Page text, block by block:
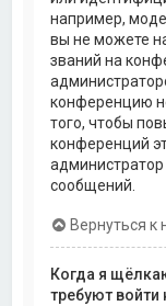
например,
вы не можете
званий на
конференцию
того, чтобы
конференций
администратор
сообщений.
Вернуться к
Когда я
требуют